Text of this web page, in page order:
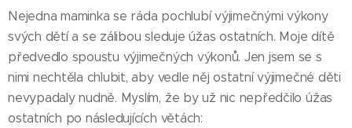
Nejedna maminka se ráda pochlubí výjimečnými výkony
svých dětí a se zálibou sleduje úžas ostatních. Moje dítě
předvedlo spoustu výjimečných výkonů. Jen jsem se s
nimi nechtěla chlubit, aby vedle něj ostatní výjimečné děti
nevypadaly nudně. Myslím, že by už nic nepředčilo úžas
ostatních po následujících větách: